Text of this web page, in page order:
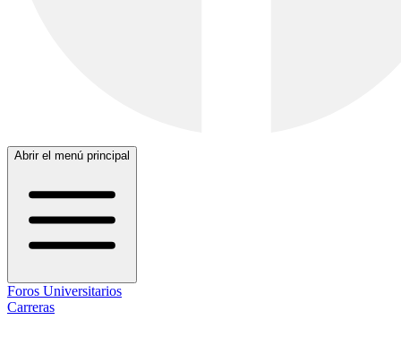
Abrir el menú principal
Foros Universitarios
Carreras